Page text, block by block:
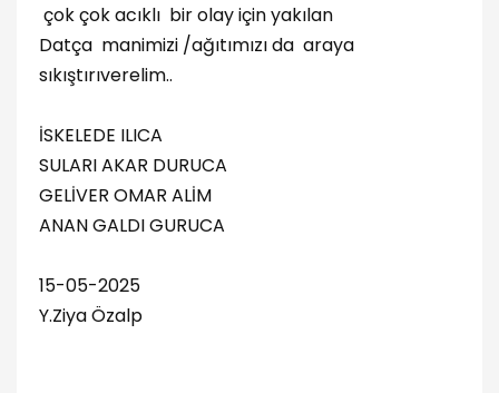
çok çok acıklı bir olay için yakılan
Datça manimizi /ağıtımızı da araya
sıkıştırıverelim..
İSKELEDE ILICA
SULARI AKAR DURUCA
GELİVER OMAR ALİM
ANAN GALDI GURUCA
15-05-2025
Y.Ziya Özalp